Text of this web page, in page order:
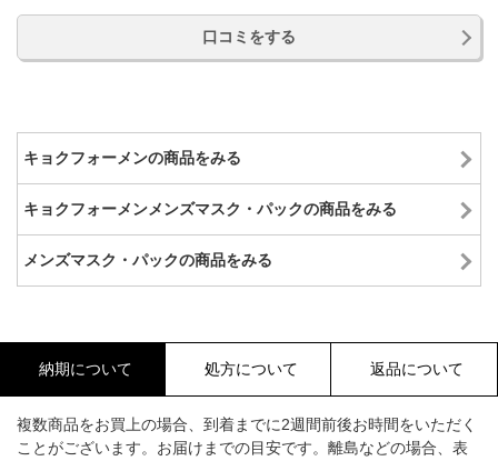
口コミをする
キョクフォーメンの商品をみる
キョクフォーメンメンズマスク・パックの商品をみる
メンズマスク・パックの商品をみる
納期について 処方について 返品について
複数商品をお買上の場合、到着までに2週間前後お時間をいただく
ことがございます。お届けまでの目安です。離島などの場合、表